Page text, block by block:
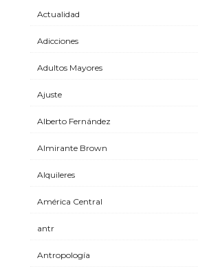
Actualidad
Adicciones
Adultos Mayores
Ajuste
Alberto Fernández
Almirante Brown
Alquileres
América Central
antr
Antropología